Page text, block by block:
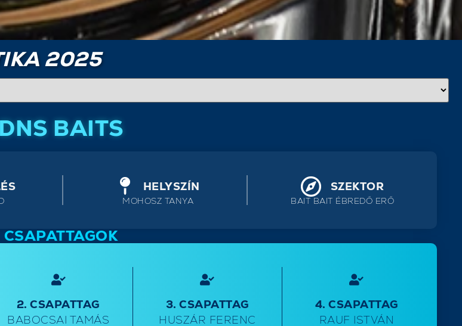
2025
DNS BAITS
HELYSZÍN
MOHOSZ TANYA
SZEKTOR
BAIT BAIT ÉBREDŐ ERŐ
CSAPATTAGOK
2. CSAPATTAG
BABOCSAI TAMÁS
3. CSAPATTAG
HUSZÁR FERENC
4. CSAPATTAG
RAUF ISTVÁN